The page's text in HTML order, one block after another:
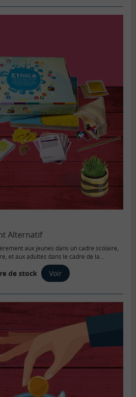
Alternatif
aux jeunes dans un cadre scolaire,
et aux adultes dans le cadre de la
un cadre associatif.
de stock Voir